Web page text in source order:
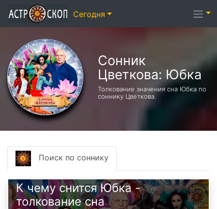
Сонник
Цветкова: Юбка
Толкование значения сна Юбка по
соннику Цветкова.
Поиск по соннику
К чему снится Юбка -
толкование сна
Сегодня